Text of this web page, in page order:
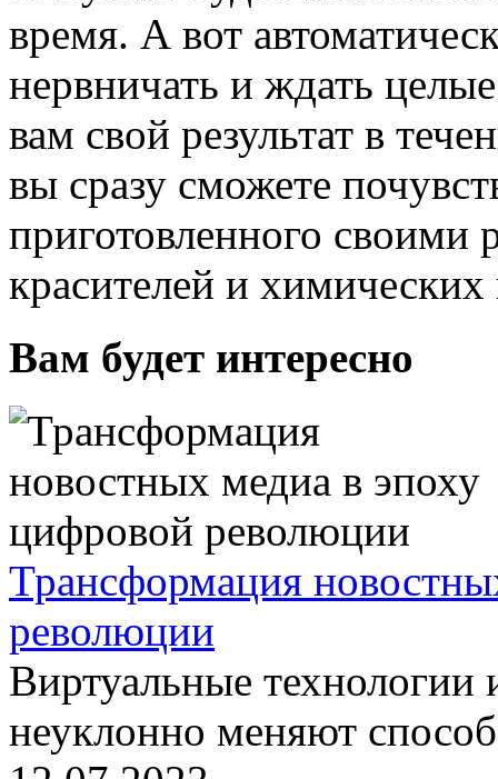
время. А вот
нервничать и ждать
вам свой результат в
вы сразу сможете
приготовленного своими
красителей и химических
Вам будет интересно
Трансформация
революции
Виртуальные технологии
неуклонно меняют